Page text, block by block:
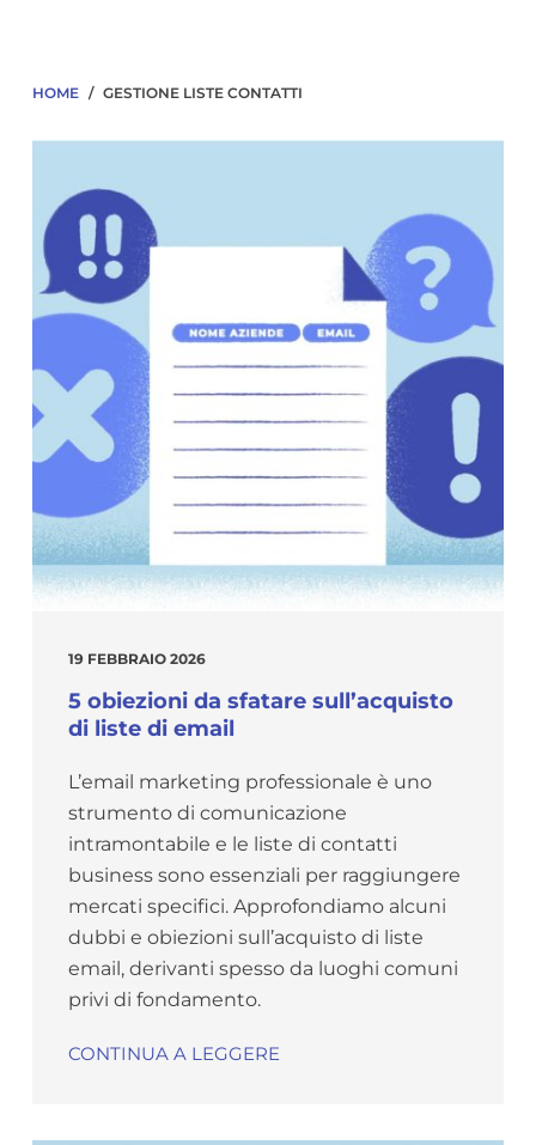
HOME / GESTIONE LISTE CONTATTI
19 FEBBRAIO 2026
5 obiezioni da sfatare sull’acquisto
di liste di email
L’email marketing professionale è uno
strumento di comunicazione
intramontabile e le liste di contatti
business sono essenziali per raggiungere
mercati specifici. Approfondiamo alcuni
dubbi e obiezioni sull’acquisto di liste
email, derivanti spesso da luoghi comuni
privi di fondamento.
CONTINUA A LEGGERE